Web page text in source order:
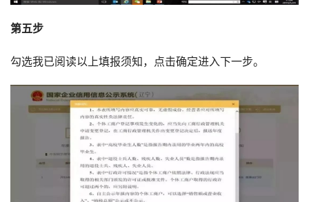
第五步
勾选我已阅读以上填报须知，点击确定进入下一步。